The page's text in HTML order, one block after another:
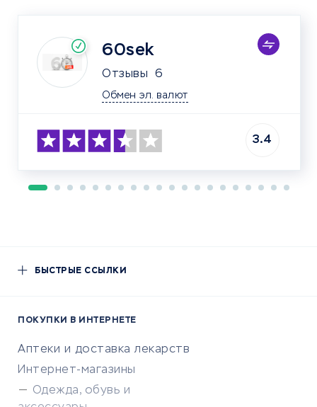
60sek
Отзывы 6
Обмен эл. валют
3.4
БЫСТРЫЕ ССЫЛКИ
ПОКУПКИ В ИНТЕРНЕТЕ
Аптеки и доставка лекарств
Интернет-магазины
Одежда, обувь и